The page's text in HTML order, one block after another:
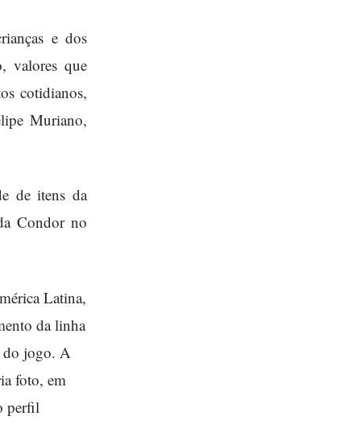
e dos
valores que
cotidianos,
Muriano,
de itens da
Condor no
Latina,
da linha
do jogo. A
foto, em
perfil